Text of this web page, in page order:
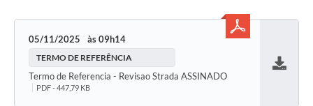
05/11/2025 09h14
TERMO DE REFERÊNCIA
Termo de Referencia - Revisao Strada ASSINADO
PDF - 447,79 KB